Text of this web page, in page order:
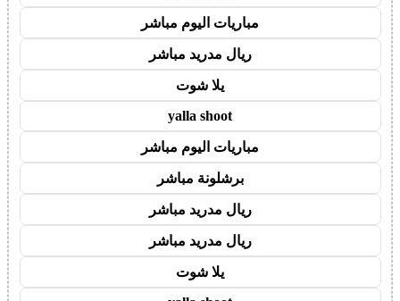
مباريات اليوم مباشر
ريال مدريد مباشر
يلا شوت
yalla shoot
مباريات اليوم مباشر
برشلونة مباشر
ريال مدريد مباشر
ريال مدريد مباشر
يلا شوت